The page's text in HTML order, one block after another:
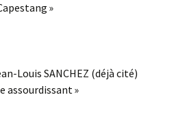
»
Louis SANCHEZ (déjà cité)
assourdissant »